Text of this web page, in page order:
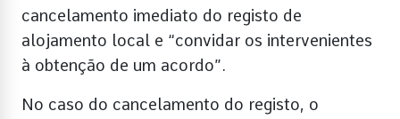
cancelamento imediato do registo de
alojamento local e “convidar os intervenientes
à obtenção de um acordo”.
No caso do cancelamento do registo, o